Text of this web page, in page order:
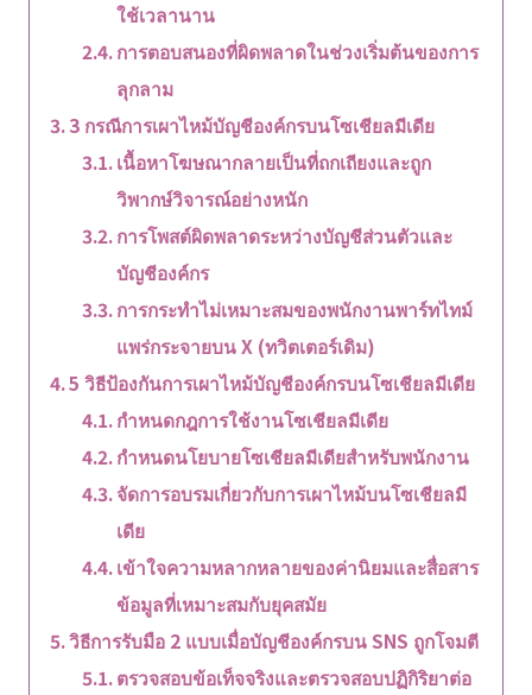
ใช้เวลานาน
การตอบสนองที่ผิดพลาดในช่วงเริ่มต้นของการ
ลุกลาม
3 กรณีการเผาไหม้บัญชีองค์กรบนโซเชียลมีเดีย
เนื้อหาโฆษณากลายเป็นที่ถกเถียงและถูก
วิพากษ์วิจารณ์อย่างหนัก
การโพสต์ผิดพลาดระหว่างบัญชีส่วนตัวและ
บัญชีองค์กร
การกระทำไม่เหมาะสมของพนักงานพาร์ทไทม์
แพร่กระจายบน X (ทวิตเตอร์เดิม)
5 วิธีป้องกันการเผาไหม้บัญชีองค์กรบนโซเชียลมีเดีย
กำหนดกฎการใช้งานโซเชียลมีเดีย
กำหนดนโยบายโซเชียลมีเดียสำหรับพนักงาน
จัดการอบรมเกี่ยวกับการเผาไหม้บนโซเชียลมี
เดีย
เข้าใจความหลากหลายของค่านิยมและสื่อสาร
ข้อมูลที่เหมาะสมกับยุคสมัย
วิธีการรับมือ 2 แบบเมื่อบัญชีองค์กรบน SNS ถูกโจมตี
ตรวจสอบข้อเท็จจริงและตรวจสอบปฏิกิริยาต่อ